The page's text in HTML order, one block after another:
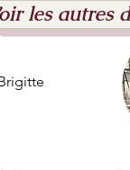
les autres